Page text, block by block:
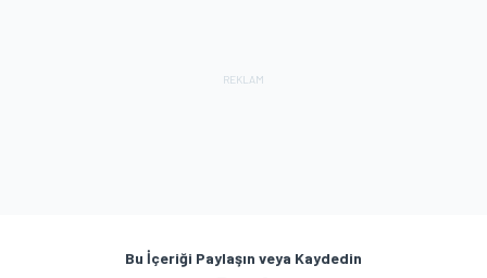
Bu İçeriği Paylaşın veya Kaydedin